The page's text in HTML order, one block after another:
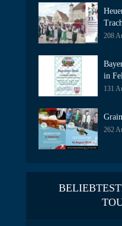
208
in
131
262